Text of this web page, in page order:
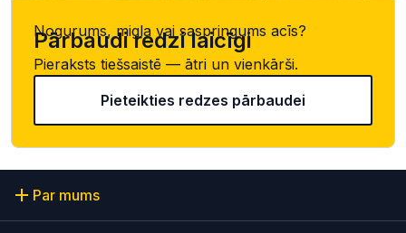
Nogurums, migla vai saspringums acīs?
Pārbaudi redzi laicīgi
Pieraksts tiešsaistē — ātri un vienkārši.
Pieteikties redzes pārbaudei
Par mums